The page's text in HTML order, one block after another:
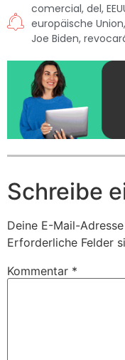
comercial, del,
europäische Union,
Joe Biden,
Schreibe
Deine E-Mail-
Erforderliche Felder
Kommentar *